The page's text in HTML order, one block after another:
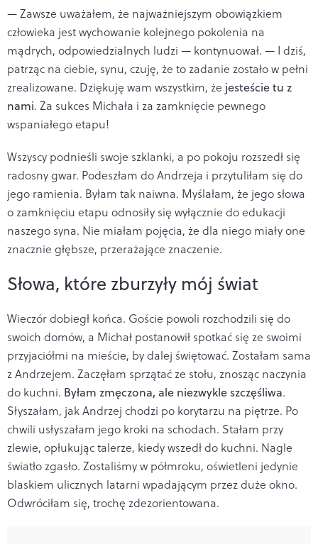
— Zawsze uważałem, że najważniejszym obowiązkiem
człowieka jest wychowanie kolejnego pokolenia na
mądrych, odpowiedzialnych ludzi — kontynuował. — I dziś,
patrząc na ciebie, synu, czuję, że to zadanie zostało w pełni
zrealizowane. Dziękuję wam wszystkim, że jesteście tu z
nami. Za sukces Michała i za zamknięcie pewnego
wspaniałego etapu!
Wszyscy podnieśli swoje szklanki, a po pokoju rozszedł się
radosny gwar. Podeszłam do Andrzeja i przytuliłam się do
jego ramienia. Byłam tak naiwna. Myślałam, że jego słowa
o zamknięciu etapu odnosiły się wyłącznie do edukacji
naszego syna. Nie miałam pojęcia, że dla niego miały one
znacznie głębsze, przerażające znaczenie.
Słowa, które zburzyły mój świat
Wieczór dobiegł końca. Goście powoli rozchodzili się do
swoich domów, a Michał postanowił spotkać się ze swoimi
przyjaciółmi na mieście, by dalej świętować. Zostałam sama
z Andrzejem. Zaczęłam sprzątać ze stołu, znosząc naczynia
do kuchni. Byłam zmęczona, ale niezwykle szczęśliwa.
Słyszałam, jak Andrzej chodzi po korytarzu na piętrze. Po
chwili usłyszałam jego kroki na schodach. Stałam przy
zlewie, opłukując talerze, kiedy wszedł do kuchni. Nagle
światło zgasło. Zostaliśmy w półmroku, oświetleni jedynie
blaskiem ulicznych latarni wpadającym przez duże okno.
Odwróciłam się, trochę zdezorientowana.